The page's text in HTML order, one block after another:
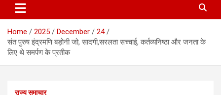
Home 2025 December
24
संत पुरुष इंद्रमणि बड़ोनी जो, सादगी,सरलता सच्चाई, कर्तव्यनिष्ठा और जनता के
लिए थे समर्पण के प्रतीक
राज्य समाचार